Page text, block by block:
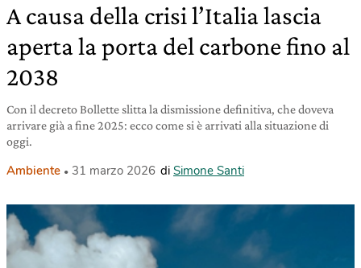
A causa della crisi l’Italia lascia
aperta la porta del carbone fino al
2038
Con il decreto Bollette slitta la dismissione definitiva, che doveva
arrivare già a fine 2025: ecco come si è arrivati alla situazione di
oggi.
Ambiente 31 marzo 2026 di Simone Santi